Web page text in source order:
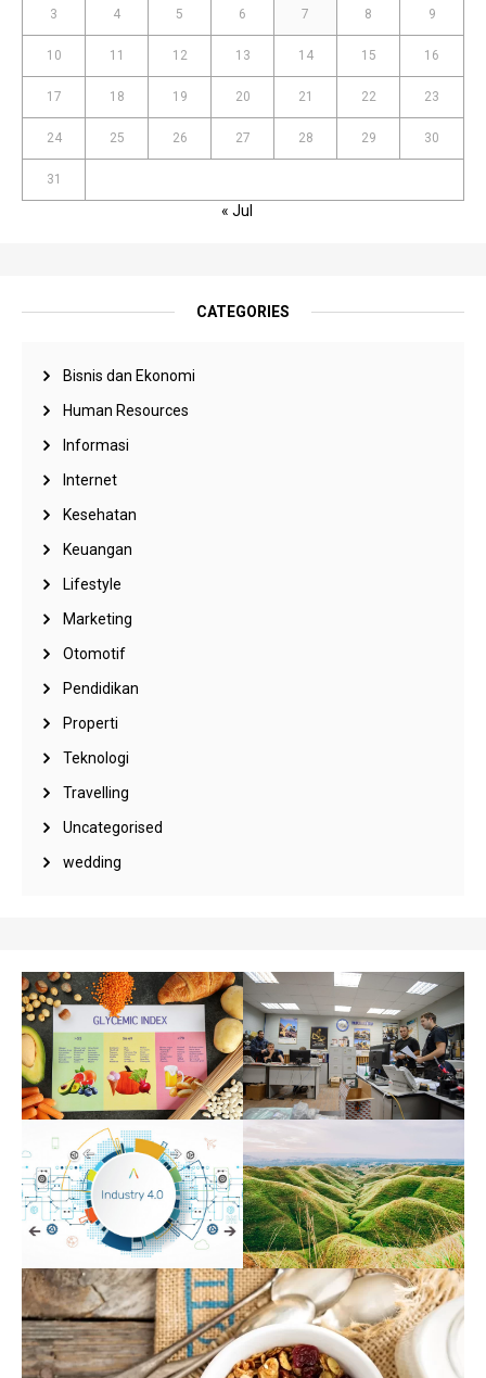
3 4 5 6 7 8 9
10 11 12 13 14 15 16
17 18 19 20 21 22 23
24 25 26 27 28 29 30
31
« Jul
CATEGORIES
Bisnis dan Ekonomi
Human Resources
Informasi
Internet
Kesehatan
Keuangan
Lifestyle
Marketing
Otomotif
Pendidikan
Properti
Teknologi
Travelling
Uncategorised
wedding